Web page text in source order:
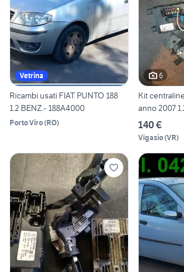
Vetrina
Ricambi usati FIAT PUNTO 188
1.2 BENZ.- 188A4000
Porto Viro(RO)
6
Kit
anno 2007
140 €
Vigasio(VR)